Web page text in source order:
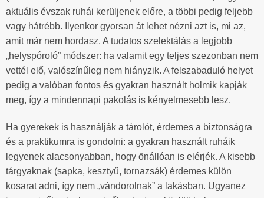
aktuális évszak ruhái kerüljenek előre, a többi pedig feljebb
vagy hátrébb. Ilyenkor gyorsan át lehet nézni azt is, mi az,
amit már nem hordasz. A tudatos szelektálás a legjobb
„helyspóroló” módszer: ha valamit egy teljes szezonban nem
vettél elő, valószínűleg nem hiányzik. A felszabaduló helyet
pedig a valóban fontos és gyakran használt holmik kapják
meg, így a mindennapi pakolás is kényelmesebb lesz.
Ha gyerekek is használják a tárolót, érdemes a biztonságra
és a praktikumra is gondolni: a gyakran használt ruháik
legyenek alacsonyabban, hogy önállóan is elérjék. A kisebb
tárgyaknak (sapka, kesztyű, tornazsák) érdemes külön
kosarat adni, így nem „vándorolnak” a lakásban. Ugyanez